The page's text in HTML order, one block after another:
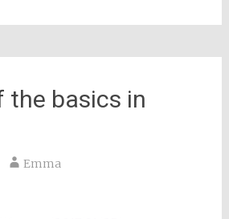
the basics in
Emma